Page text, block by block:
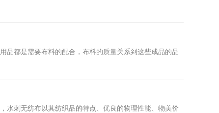
都是需要布料的配合，布料的质量关系到这些成品的品
刺无纺布以其纺织品的特点、优良的物理性能、物美价